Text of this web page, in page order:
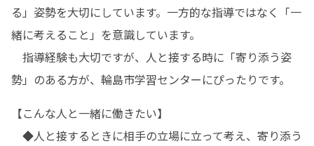
る」姿勢を大切にしています。一方的な指導ではなく「一
緒に考えること」を意識しています。
指導経験も大切ですが、人と接する時に「寄り添う姿
勢」のある方が、輪島市学習センターにぴったりです。
【こんな人と一緒に働きたい】
◆人と接するときに相手の立場に立って考え、寄り添う